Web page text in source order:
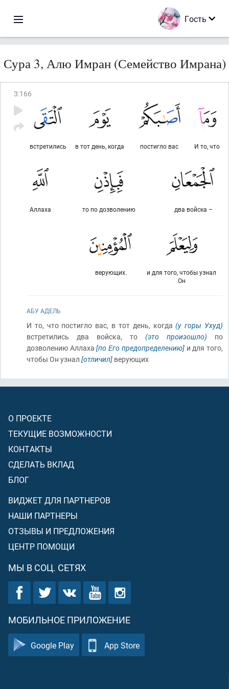
Гость
Сура 3, Алю Имран (Семейство Имрана)
3:166
И то, что
постигло вас
в тот день, когда
встретились
два войска –
то по дозволению
Аллаха
и для того, чтобы узнал
Он
верующих.
АБУ АДЕЛЬ
И то, что постигло вас, в тот день, когда(у горы Ухуд)
встретились два войска, то (это произошло) по
дозволению Аллаха[по Его предопределению]и для того,
чтобы Он узнал [отличил] верующих
О ПРОЕКТЕ
ТЕКУЩИЕ ВОЗМОЖНОСТИ
КОНТАКТЫ
СДЕЛАТЬ ВКЛАД
БЛОГ
ВИДЖЕТ ДЛЯ ПАРТНЕРОВ
НАШИ ПАРТНЕРЫ
ОТЗЫВЫ И ПРЕДЛОЖЕНИЯ
ЦЕНТР ПОМОЩИ
МЫ В СОЦ. СЕТЯХ
МОБИЛЬНОЕ ПРИЛОЖЕНИЕ
Google Play App Store